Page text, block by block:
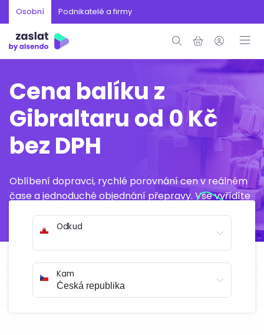
Osobní Podnikatelé a firmy
Cena balíku z
Gibraltaru od 0 Kč
bez DPH
Oblíbení dopravci, rychlé porovnání cen v reálném
čase a jednoduché objednání přepravy. Vše vyřídíte
Odkud
Kam